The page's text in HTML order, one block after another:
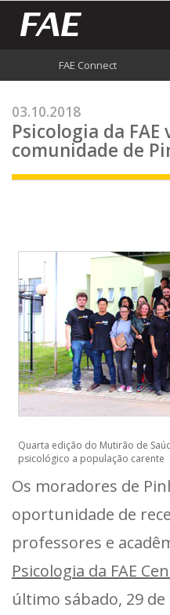
FAE Connect
03.10.2018
Psicologia da
comunidade de
Quarta edição do Mutirão de
psicológico a população carente
Os moradores de
oportunidade de
professores e
Psicologia da FAE
último sábado, 29